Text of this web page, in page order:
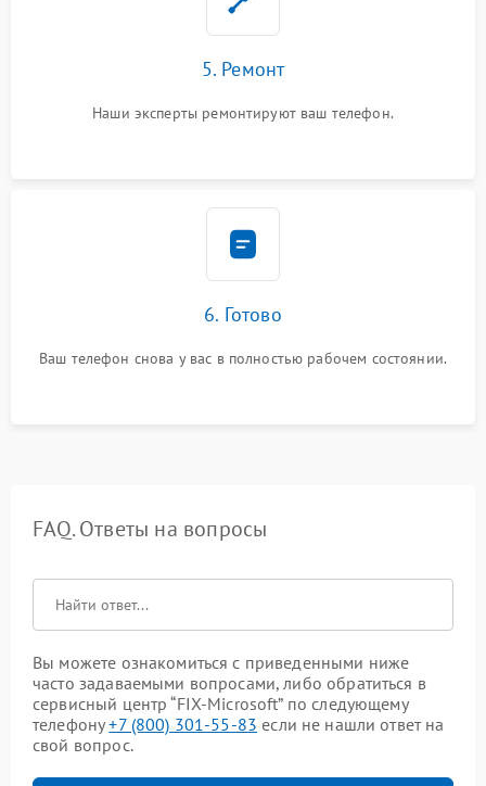
5. Ремонт
Наши эксперты ремонтируют ваш телефон.
6. Готово
Ваш телефон снова у вас в полностью рабочем состоянии.
FAQ. Ответы на вопросы
Вы можете ознакомиться с приведенными ниже
часто задаваемыми вопросами, либо обратиться в
сервисный центр “FIX-Microsoft” по следующему
телефону+7 (800) 301-55-83 если не нашли ответ на
свой вопрос.